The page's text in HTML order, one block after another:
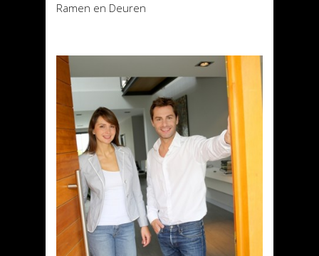
Ramen en Deuren